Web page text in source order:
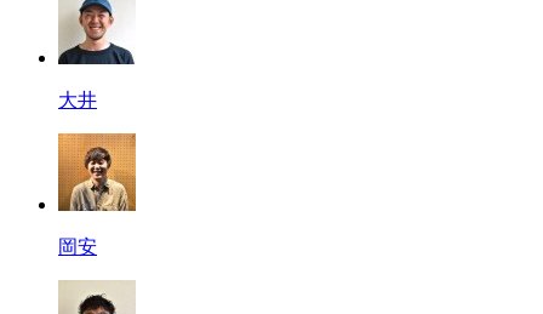
大井
岡安